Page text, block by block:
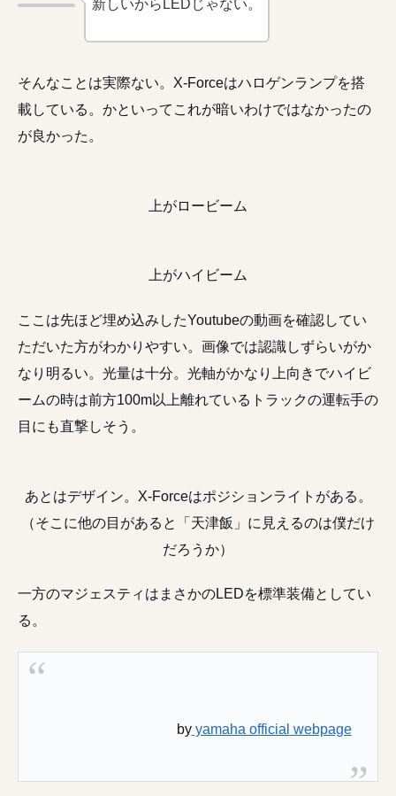
新しいからLEDじゃない。
そんなことは実際ない。X-Forceはハロゲンランプを搭
載している。かといってこれが暗いわけではなかったの
が良かった。
上がロービーム
上がハイビーム
ここは先ほど埋め込みしたYoutubeの動画を確認してい
ただいた方がわかりやすい。画像では認識しずらいがか
なり明るい。光量は十分。光軸がかなり上向きでハイビ
ームの時は前方100m以上離れているトラックの運転手の
目にも直撃しそう。
あとはデザイン。X-Forceはポジションライトがある。
（そこに他の目があると「天津飯」に見えるのは僕だけ
だろうか）
一方のマジェスティはまさかのLEDを標準装備としてい
る。
byyamaha official webpage